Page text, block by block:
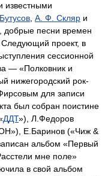
известными
, А. Ф. Скляр и
добрые песни времен
Следующий проект, в
сессионной
— «Полковник и
нижегородский рок-
для записи
был собран поистине
ДДТ»), Л.Федоров
Е.Баринов («Чиж &
альбом «Первый
мне поле»
в свой альбом